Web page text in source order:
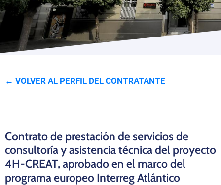
Programas
← VOLVER AL PERFIL DEL CONTRATANTE
Contrato de prestación de servicios de
consultoría y asistencia técnica del proyecto
4H-CREAT, aprobado en el marco del
programa europeo Interreg Atlántico